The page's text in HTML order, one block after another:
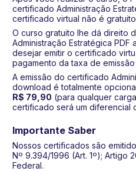
certificado Administração
certificado virtual não é
O curso gratuito lhe dá direito
Administração Estratégica PDF
desejar emitir o certificado
pagamento da taxa de
A emissão do certificado
download é totalmente
R$ 79,90 (para qualquer
certificado será um diferencial
Importante Saber
Nossos certificados são
Nº 9.394/1996 (Art. 1º); Artigo
Federal.